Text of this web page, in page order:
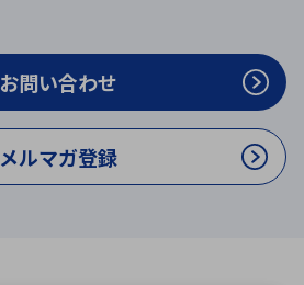
お問い合わせ
メルマガ登録